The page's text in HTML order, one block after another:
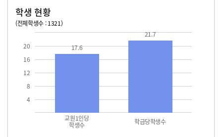
학생 현황
(전체학생수 : 1321)
4
8
12
16
20
교원1인당
학생수 학급당학생수
17.6
21.7